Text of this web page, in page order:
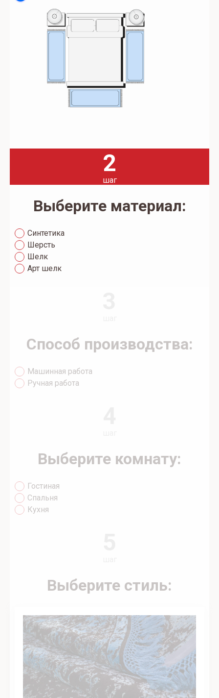
2
шаг
Выберите материал:
Синтетика
Шерсть
Шелк
Арт шелк
Способ производства:
Машинная работа
Ручная работа
Выберите комнату:
Гостиная
Спальня
Кухня
Выберите стиль: